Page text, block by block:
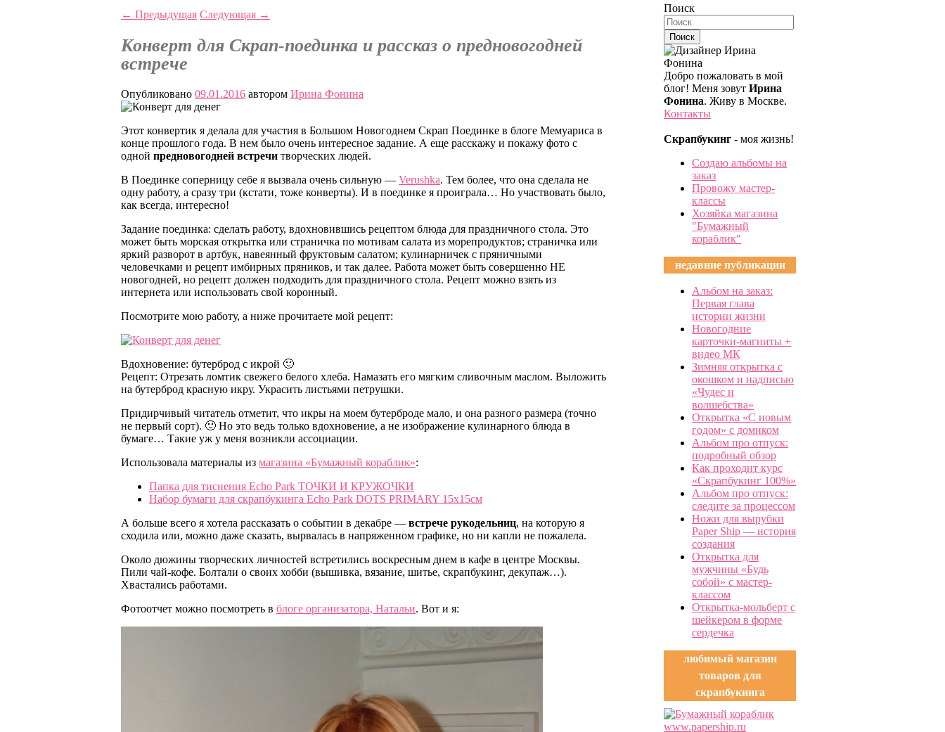
← Предыдущая Следующая →
Конверт для Скрап-поединка и рассказ о предновогодней
встрече
Опубликовано 09.01.2016 автором Ирина Фонина
Этот конвертик я делала для участия в Большом Новогоднем Скрап Поединке в блоге Мемуариса в
конце прошлого года. В нем было очень интересное задание. А еще расскажу и покажу фото с
одной предновогодней встречи творческих людей.
В Поединке соперницу себе я вызвала очень сильную — Verushka. Тем более, что она сделала не
одну работу, а сразу три (кстати, тоже конверты). И в поединке я проиграла… Но участвовать было,
как всегда, интересно!
Задание поединка: сделать работу, вдохновившись рецептом блюда для праздничного стола. Это
может быть морская открытка или страничка по мотивам салата из морепродуктов; страничка или
яркий разворот в артбук, навеянный фруктовым салатом; кулинарничек с пряничными
человечками и рецепт имбирных пряников, и так далее. Работа может быть совершенно НЕ
новогодней, но рецепт должен подходить для праздничного стола. Рецепт можно взять из
интернета или использовать свой коронный.
Посмотрите мою работу, а ниже прочитаете мой рецепт:
Вдохновение: бутерброд с икрой 🙂
Рецепт: Отрезать ломтик свежего белого хлеба. Намазать его мягким сливочным маслом. Выложить
на бутерброд красную икру. Украсить листьями петрушки.
Придирчивый читатель отметит, что икры на моем бутерброде мало, и она разного размера (точно
не первый сорт). 🙂 Но это ведь только вдохновение, а не изображение кулинарного блюда в
бумаге… Такие уж у меня возникли ассоциации.
Использовала материалы из магазина «Бумажный кораблик»:
Папка для тиснения Echo Park ТОЧКИ И КРУЖОЧКИ
Набор бумаги для скрапбукинга Echo Park DOTS PRIMARY 15х15см
А больше всего я хотела рассказать о событии в декабре — встрече рукодельниц, на которую я
сходила или, можно даже сказать, вырвалась в напряженном графике, но ни капли не пожалела.
Около дюжины творческих личностей встретились воскресным днем в кафе в центре Москвы.
Пили чай-кофе. Болтали о своих хобби (вышивка, вязание, шитье, скрапбукинг, декупаж…).
Хвастались работами.
Фотоотчет можно посмотреть в блоге организатора, Натальи. Вот и я:
Поиск
Добро пожаловать в мой
блог! Меня зовут Ирина
Фонина. Живу в Москве.
Контакты
Скрапбукинг - моя жизнь!
Создаю альбомы на
заказ
Провожу мастер-
классы
Хозяйка магазина
"Бумажный
кораблик"
недавние публикации
Альбом на заказ:
Первая глава
истории жизни
Новогодние
карточки-магниты +
видео МК
Зимняя открытка с
окошком и надписью
«Чудес и
волшебства»
Открытка «С новым
годом» с домиком
Альбом про отпуск:
подробный обзор
Как проходит курс
«Скрапбукинг 100%»
Альбом про отпуск:
следите за процессом
Ножи для вырубки
Paper Ship — история
создания
Открытка для
мужчины «Будь
собой» с мастер-
классом
Открытка-мольберт с
шейкером в форме
сердечка
любимый магазин
товаров для
скрапбукинга